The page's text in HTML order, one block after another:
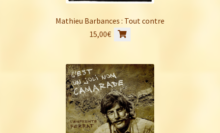
Mathieu Barbances : Tout contre
15,00€